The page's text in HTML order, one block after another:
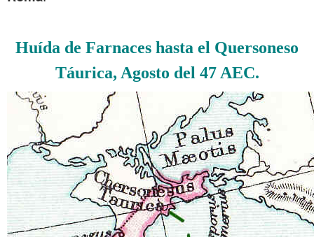
Huída de Farnaces hasta el Quersoneso
Táurica, Agosto del 47 AEC.